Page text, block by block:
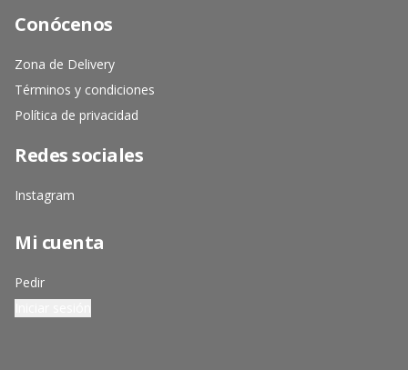
Conócenos
Zona de Delivery
Términos y condiciones
Política de privacidad
Redes sociales
Instagram
Mi cuenta
Pedir